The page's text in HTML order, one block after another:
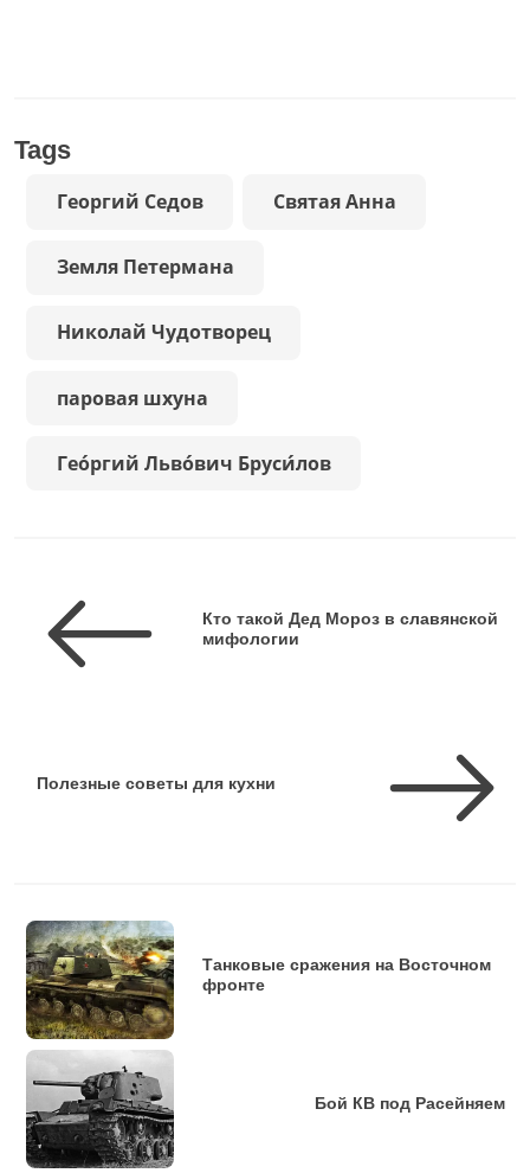
Tags
Георгий Седов Святая Анна
Земля Петермана
Николай Чудотворец
паровая шхуна
Гео́ргий Льво́вич Бруси́лов
Кто такой Дед Мороз в славянской
мифологии
Полезные советы для кухни
Танковые сражения на Восточном
фронте
Бой КВ под Расейняем